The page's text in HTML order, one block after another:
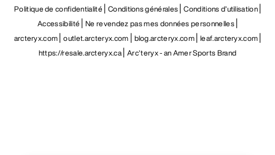
Politique de confidentialité Conditions générales Conditions d’utilisation
Accessibilité Ne revendez pas mes données personnelles
arcteryx.com outlet.arcteryx.com blog.arcteryx.com leaf.arcteryx.com
https://resale.arcteryx.ca Arc'teryx - an Amer Sports Brand